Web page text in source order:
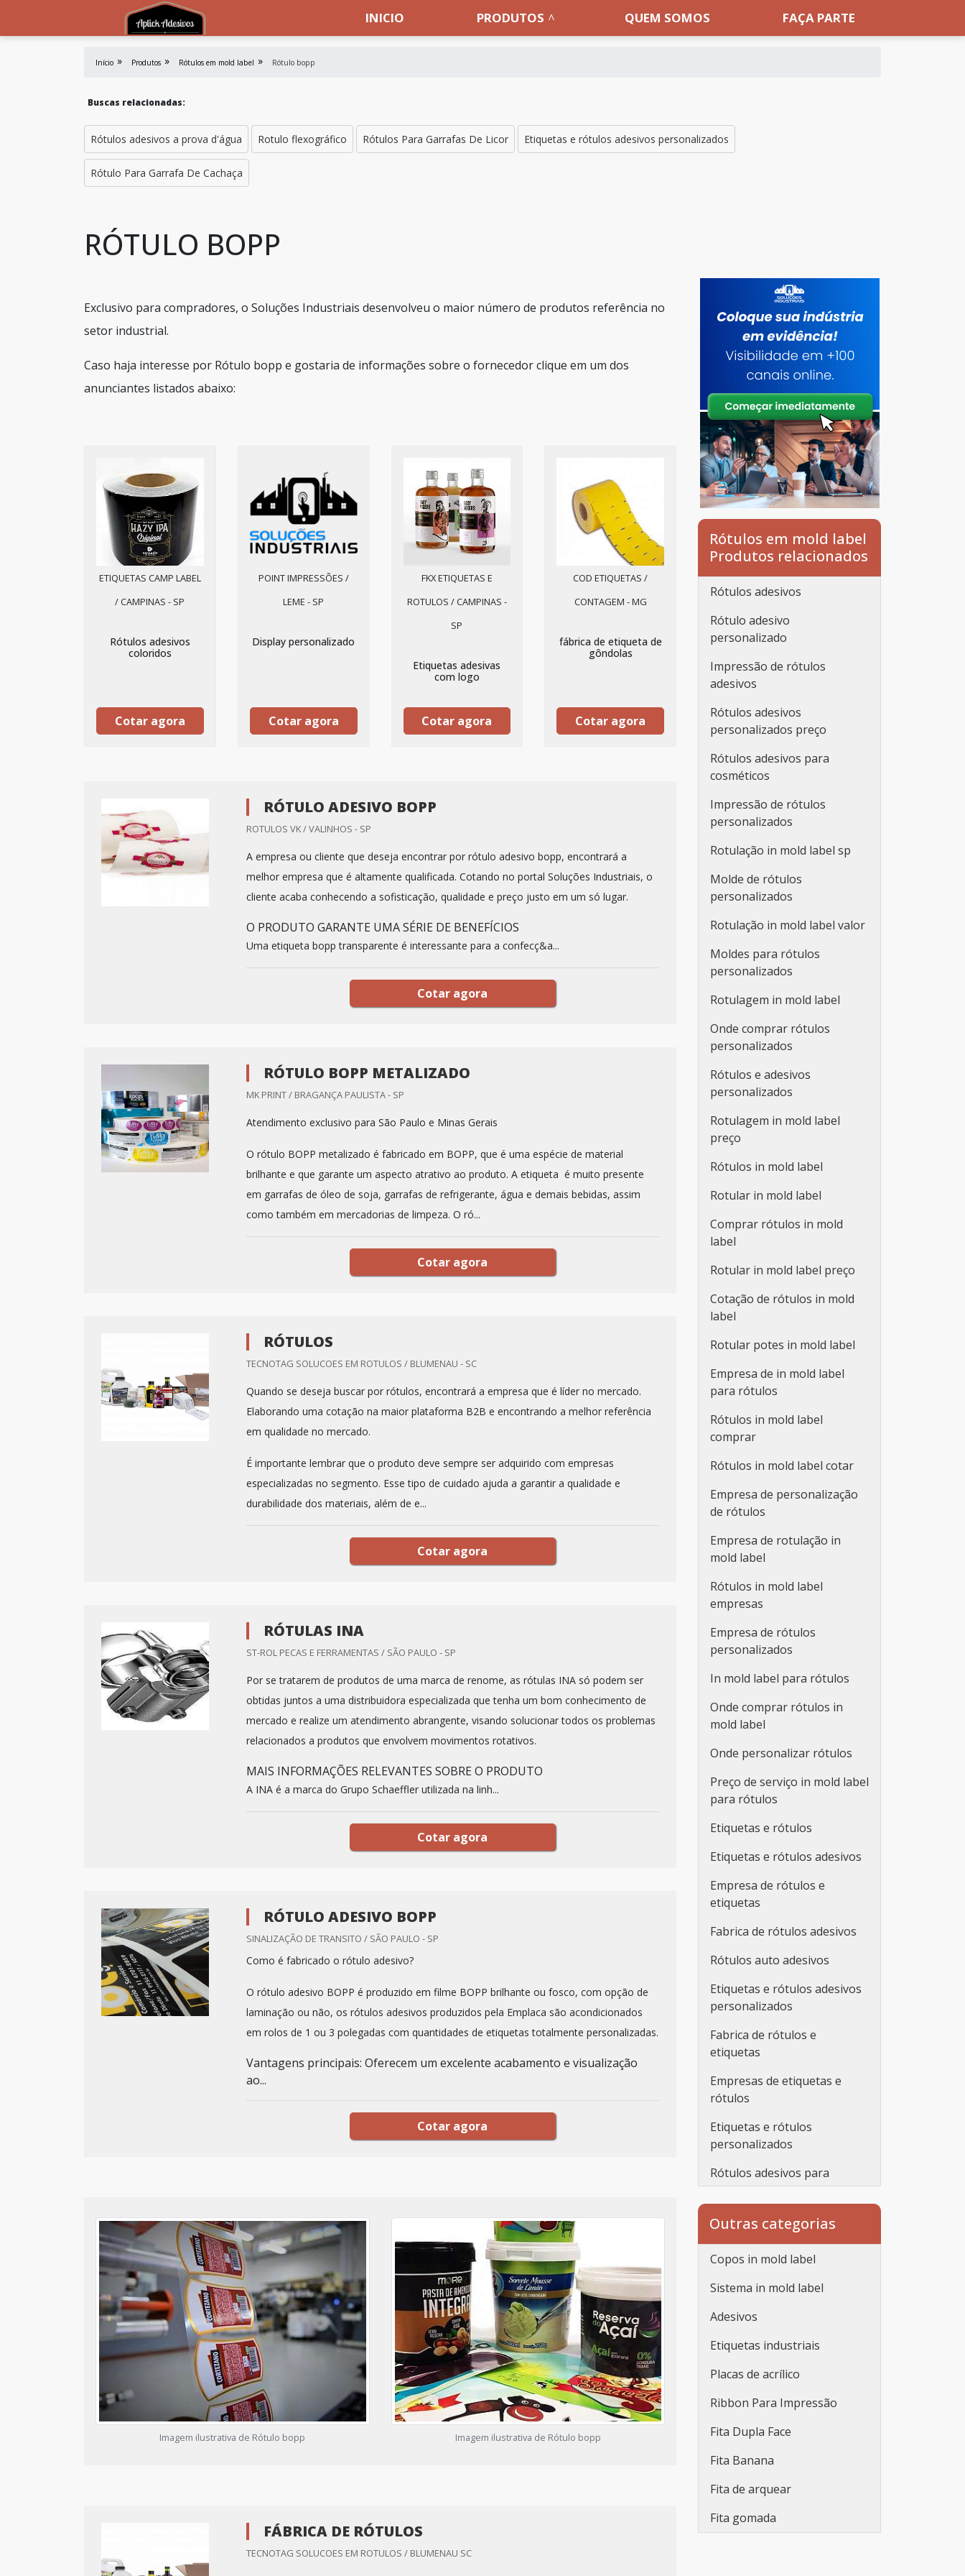
INICIO PRODUTOS QUEM SOMOS FAÇA PARTE
Início Produtos Rótulos em mold label Rótulo bopp
Buscas relacionadas:
Rótulos adesivos a prova d'água Rotulo flexográfico Rótulos Para Garrafas De Licor Etiquetas e rótulos adesivos personalizados
Rótulo Para Garrafa De Cachaça
RÓTULO BOPP
Exclusivo para compradores, o Soluções Industriais desenvolveu o maior número de produtos referência no
setor industrial.
Caso haja interesse por Rótulo bopp e gostaria de informações sobre o fornecedor clique em um dos
anunciantes listados abaixo:
ETIQUETAS CAMP LABEL
/ CAMPINAS - SP
Rótulos adesivos
coloridos
Cotar agora
POINT IMPRESSÕES /
LEME - SP
Display personalizado
Cotar agora
FKX ETIQUETAS E
ROTULOS / CAMPINAS -
SP
Etiquetas adesivas
com logo
Cotar agora
COD ETIQUETAS /
CONTAGEM - MG
fábrica de etiqueta de
gôndolas
Cotar agora
RÓTULO ADESIVO BOPP
ROTULOS VK / VALINHOS - SP
A empresa ou cliente que deseja encontrar por rótulo adesivo bopp, encontrará a
melhor empresa que é altamente qualificada. Cotando no portal Soluções Industriais, o
cliente acaba conhecendo a sofisticação, qualidade e preço justo em um só lugar.
O PRODUTO GARANTE UMA SÉRIE DE BENEFÍCIOS
Uma etiqueta bopp transparente é interessante para a confecç&a...
Cotar agora
RÓTULO BOPP METALIZADO
MK PRINT / BRAGANÇA PAULISTA - SP
Atendimento exclusivo para São Paulo e Minas Gerais
O rótulo BOPP metalizado é fabricado em BOPP, que é uma espécie de material
brilhante e que garante um aspecto atrativo ao produto. A etiqueta é muito presente
em garrafas de óleo de soja, garrafas de refrigerante, água e demais bebidas, assim
como também em mercadorias de limpeza. O ró...
Cotar agora
RÓTULOS
TECNOTAG SOLUCOES EM ROTULOS / BLUMENAU - SC
Quando se deseja buscar por rótulos, encontrará a empresa que é líder no mercado.
Elaborando uma cotação na maior plataforma B2B e encontrando a melhor referência
em qualidade no mercado.
É importante lembrar que o produto deve sempre ser adquirido com empresas
especializadas no segmento. Esse tipo de cuidado ajuda a garantir a qualidade e
durabilidade dos materiais, além de e...
Cotar agora
RÓTULAS INA
ST-ROL PECAS E FERRAMENTAS / SÃO PAULO - SP
Por se tratarem de produtos de uma marca de renome, as rótulas INA só podem ser
obtidas juntos a uma distribuidora especializada que tenha um bom conhecimento de
mercado e realize um atendimento abrangente, visando solucionar todos os problemas
relacionados a produtos que envolvem movimentos rotativos.
MAIS INFORMAÇÕES RELEVANTES SOBRE O PRODUTO
A INA é a marca do Grupo Schaeffler utilizada na linh...
Cotar agora
RÓTULO ADESIVO BOPP
SINALIZAÇÃO DE TRANSITO / SÃO PAULO - SP
Como é fabricado o rótulo adesivo?
O rótulo adesivo BOPP é produzido em filme BOPP brilhante ou fosco, com opção de
laminação ou não, os rótulos adesivos produzidos pela Emplaca são acondicionados
em rolos de 1 ou 3 polegadas com quantidades de etiquetas totalmente personalizadas.
Vantagens principais: Oferecem um excelente acabamento e visualização
ao...
Cotar agora
Imagem ilustrativa de Rótulo bopp Imagem ilustrativa de Rótulo bopp
FÁBRICA DE RÓTULOS
TECNOTAG SOLUCOES EM ROTULOS / BLUMENAU SC
Rótulos em mold label
Produtos relacionados
Rótulos adesivos
Rótulo adesivo
personalizado
Impressão de rótulos
adesivos
Rótulos adesivos
personalizados preço
Rótulos adesivos para
cosméticos
Impressão de rótulos
personalizados
Rotulação in mold label sp
Molde de rótulos
personalizados
Rotulação in mold label valor
Moldes para rótulos
personalizados
Rotulagem in mold label
Onde comprar rótulos
personalizados
Rótulos e adesivos
personalizados
Rotulagem in mold label
preço
Rótulos in mold label
Rotular in mold label
Comprar rótulos in mold
label
Rotular in mold label preço
Cotação de rótulos in mold
label
Rotular potes in mold label
Empresa de in mold label
para rótulos
Rótulos in mold label
comprar
Rótulos in mold label cotar
Empresa de personalização
de rótulos
Empresa de rotulação in
mold label
Rótulos in mold label
empresas
Empresa de rótulos
personalizados
In mold label para rótulos
Onde comprar rótulos in
mold label
Onde personalizar rótulos
Preço de serviço in mold label
para rótulos
Etiquetas e rótulos
Etiquetas e rótulos adesivos
Empresa de rótulos e
etiquetas
Fabrica de rótulos adesivos
Rótulos auto adesivos
Etiquetas e rótulos adesivos
personalizados
Fabrica de rótulos e
etiquetas
Empresas de etiquetas e
rótulos
Etiquetas e rótulos
personalizados
Rótulos adesivos para
embalagens
Rótulos adesivos
Rótulos personalizados
adesivos
Rótulos plásticos adesivos
Rótulos adesivos e etiquetas
Rótulos adesivos para
Empresa fabricante de
rótulos
Fabricantes de rótulos
adesivos
Outras categorias
Copos in mold label
Sistema in mold label
Adesivos
Etiquetas industriais
Placas de acrílico
Ribbon Para Impressão
Fita Dupla Face
Fita Banana
Fita de arquear
Fita gomada